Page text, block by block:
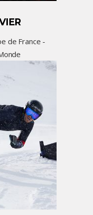
de France -